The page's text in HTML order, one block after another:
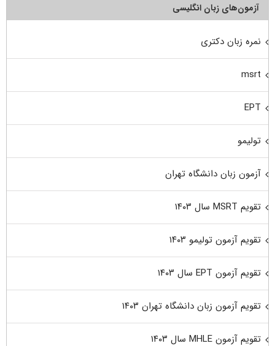
آزمون‌های زبان انگلیسی
نمره زبان دکتری
msrt
EPT
تولیمو
آزمون زبان دانشگاه تهران
تقویم MSRT سال ۱۴۰۳
تقویم آزمون تولیمو ۱۴۰۳
تقویم آزمون EPT سال ۱۴۰۳
تقویم آزمون زبان دانشگاه تهران ۱۴۰۳
تقویم آزمون MHLE سال ۱۴۰۳